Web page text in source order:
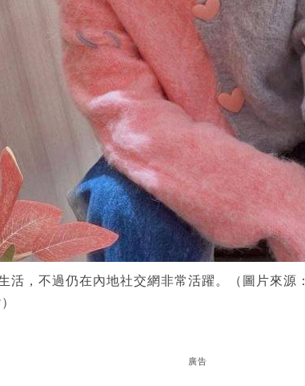
活，不過仍在內地社交網非常活躍。（圖片來源：
廣告